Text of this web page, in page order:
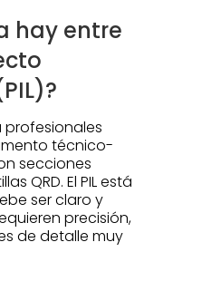
hay entre
profesionales
técnico-
secciones
QRD. El PIL está
ser claro y
precisión,
de detalle muy